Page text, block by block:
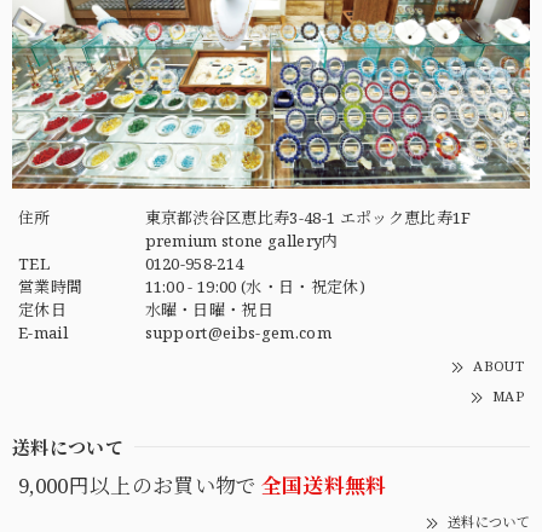
住所
東京都渋谷区恵比寿3-48-1 エポック恵比寿1F
premium stone gallery内
TEL
0120-958-214
営業時間
11:00 - 19:00 (水・日・祝定休)
定休日
水曜・日曜・祝日
E-mail
support@eibs-gem.com
ABOUT
MAP
送料について
9,000円以上のお買い物で 全国送料無料
送料について